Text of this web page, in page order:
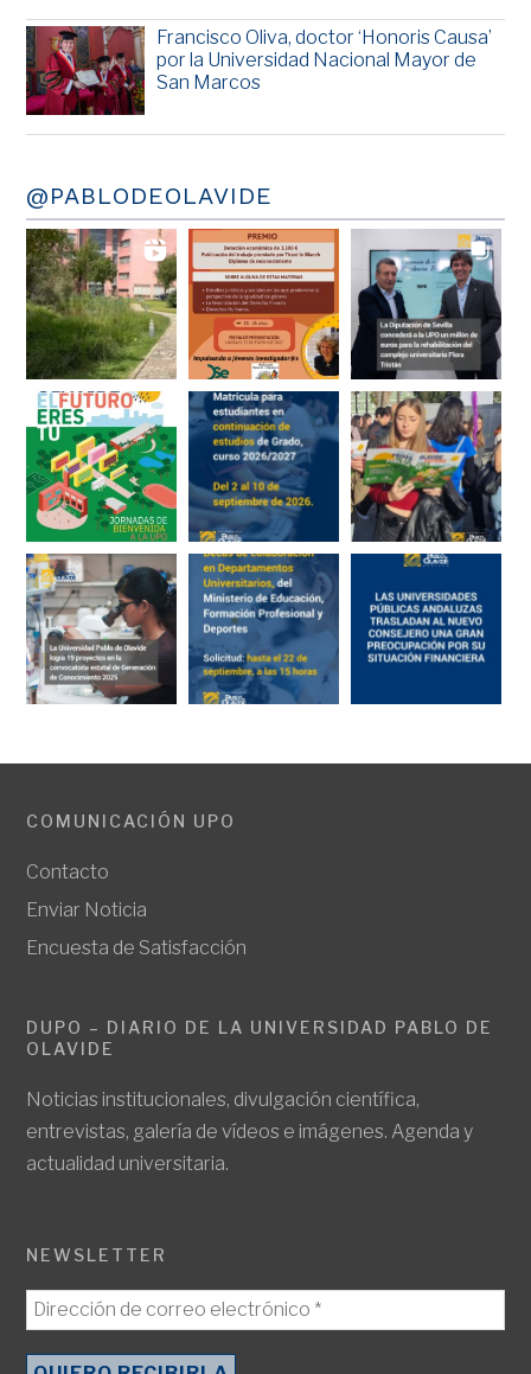
Francisco Oliva, doctor ‘Honoris Causa’
por la Universidad Nacional Mayor de
San Marcos
@PABLODEOLAVIDE
COMUNICACIÓN UPO
Contacto
Enviar Noticia
Encuesta de Satisfacción
DUPO – DIARIO DE LA UNIVERSIDAD PABLO DE
OLAVIDE
Noticias institucionales, divulgación científica,
entrevistas, galería de vídeos e imágenes. Agenda y
actualidad universitaria.
NEWSLETTER